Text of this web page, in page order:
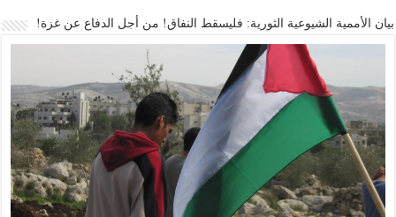
بيان الأممية الشيوعية الثورية: فليسقط النفاق! من أجل الدفاع عن غزة!